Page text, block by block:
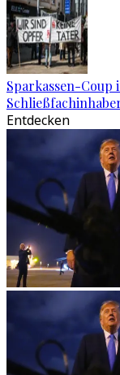
Sparkassen-Coup
Entdecken